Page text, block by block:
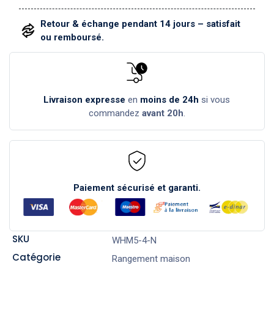
Retour & échange pendant 14 jours – satisfait
ou remboursé.
Livraison expresse en moins de 24h si vous
commandez avant 20h.
Paiement sécurisé et garanti.
SKU WHM5-4-N
Catégorie Rangement maison